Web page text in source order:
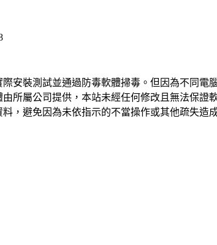
安裝測試並通過防毒軟體掃毒。但因為不同
所屬公司提供，本站未經任何修改且無法保
，避免因為未依指示的不當操作或其他疏失